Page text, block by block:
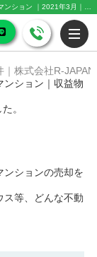
株式会社R-JAPAN
ンション｜収益物
。
ンションの売却を
ス等、どんな不動